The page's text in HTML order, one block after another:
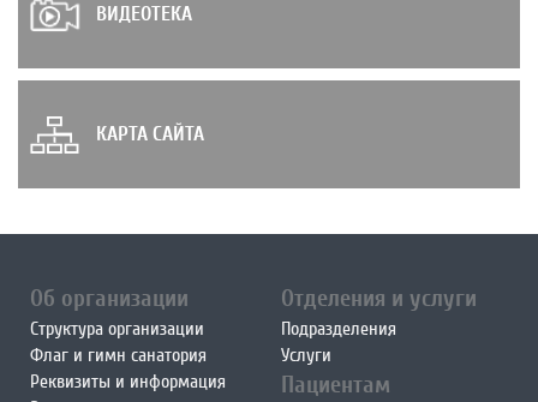
ВИДЕОТЕКА
КАРТА САЙТА
Об организации
Структура организации
Флаг и гимн санатория
Реквизиты и информация
Отделения и услуги
Подразделения
Услуги
Пациентам